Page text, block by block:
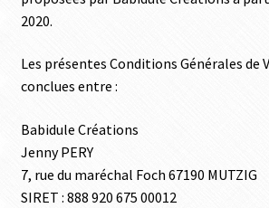
2020.
Les présentes Conditions Générales de
conclues entre :
Babidule Créations
Jenny PERY
7, rue du maréchal Foch 67190 MUTZIG
SIRET : 888 920 675 00012